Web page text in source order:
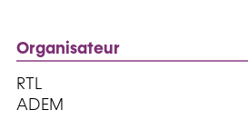
Organisateur
RTL
ADEM